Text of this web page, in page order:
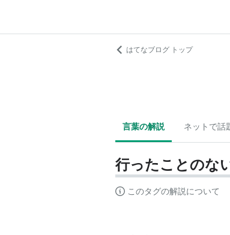
はてなブログ トップ
言葉の解説 ネットで話
行ったことのな
このタグの解説について